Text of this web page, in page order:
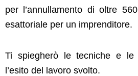
per l’annullamento di oltre
esattoriale per un imprenditore.
Ti spiegherò le tecniche e le
l’esito del lavoro svolto.